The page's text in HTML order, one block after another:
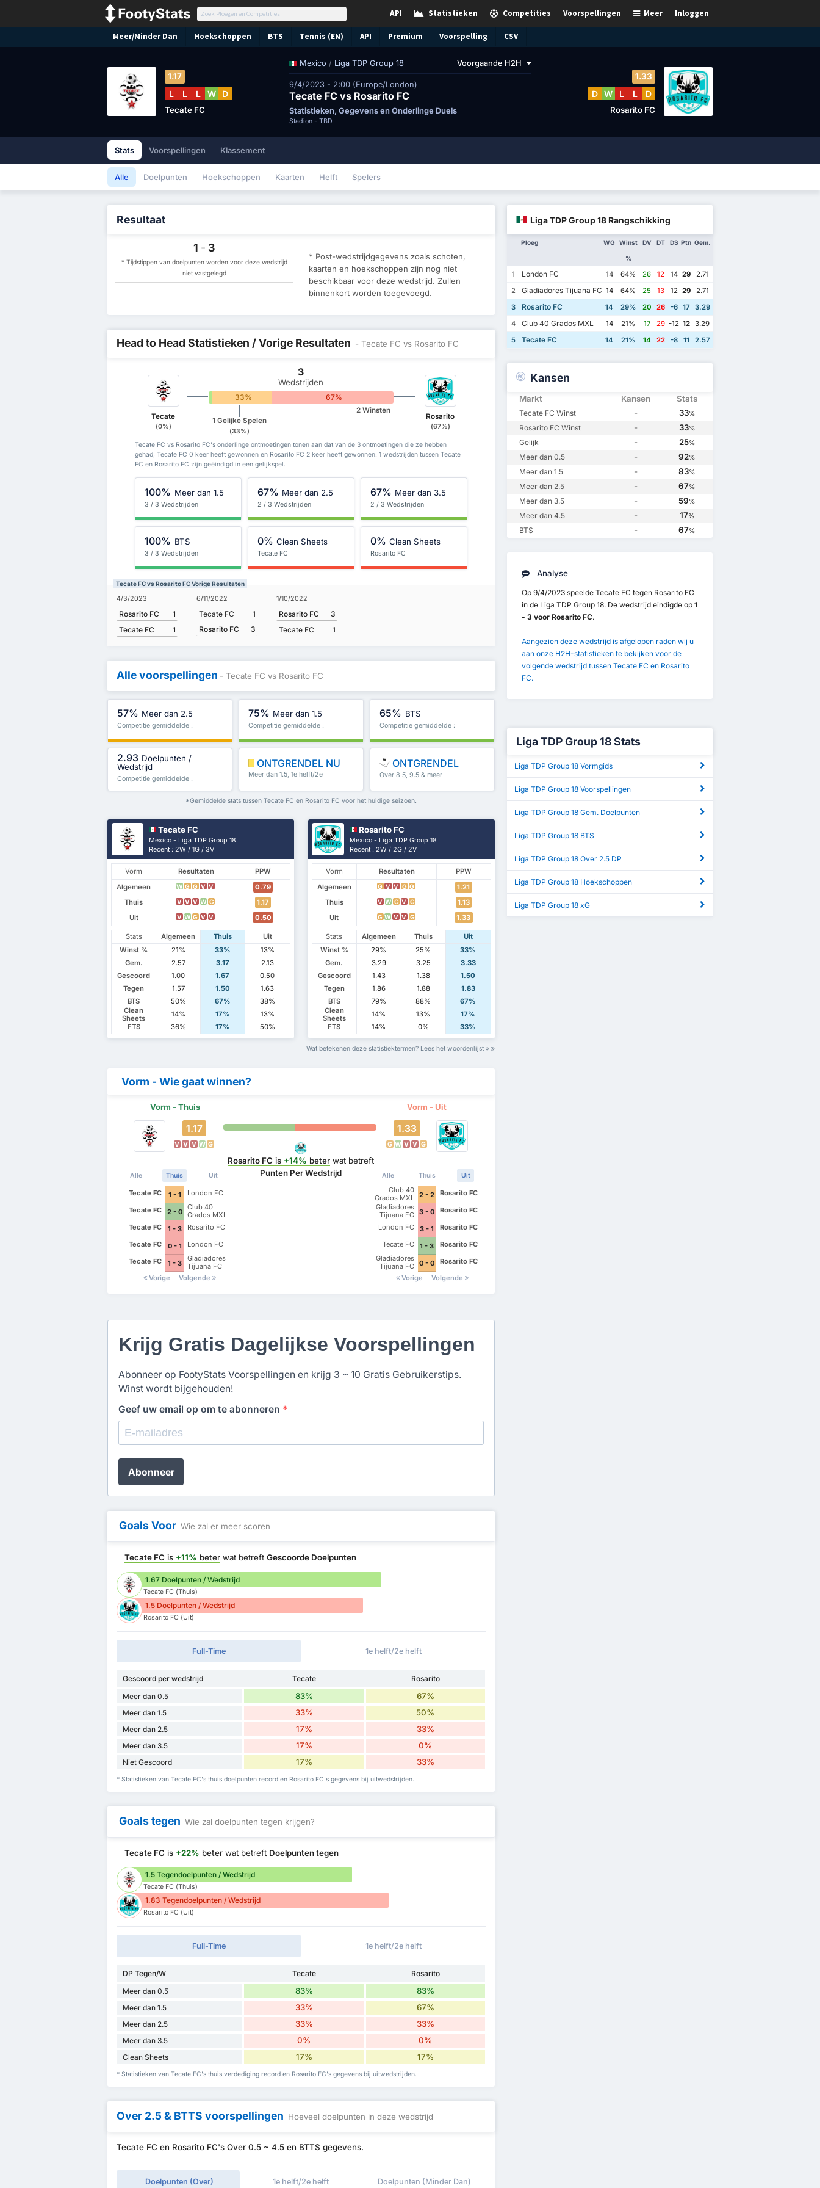
Inloggen
Meer
Voorspellingen
Competities
Statistieken
API
Meer/Minder Dan Hoekschoppen BTS Tennis (EN) API Premium Voorspelling CSV
Mexico / Liga TDP Group 18 Voorgaande H2H
9/4/2023 - 2:00 (Europe/London)
Tecate FC vs Rosarito FC
Statistieken, Gegevens en Onderlinge Duels
Stadion - TBD
1.17
L L L W D
Tecate FC
1.33
D W L L D
Rosarito FC
Stats Voorspellingen Klassement
Alle Doelpunten Hoekschoppen Kaarten Helft Spelers
Resultaat
1 - 3
* Tijdstippen van doelpunten worden voor deze wedstrijd
niet vastgelegd
* Post-wedstrijdgegevens zoals schoten,
kaarten en hoekschoppen zijn nog niet
beschikbaar voor deze wedstrijd. Zullen
binnenkort worden toegevoegd.
Head to Head Statistieken / Vorige Resultaten - Tecate FC vs Rosarito FC
Tecate
(0%)
3
Wedstrijden
33% 67%
1 Gelijke Spelen
(33%)
2 Winsten
Rosarito
(67%)
Tecate FC vs Rosarito FC's onderlinge ontmoetingen tonen aan dat van de 3 ontmoetingen die ze hebben
gehad, Tecate FC 0 keer heeft gewonnen en Rosarito FC 2 keer heeft gewonnen. 1 wedstrijden tussen Tecate
FC en Rosarito FC zijn geëindigd in een gelijkspel.
100% Meer dan 1.5
3 / 3 Wedstrijden
67% Meer dan 2.5
2 / 3 Wedstrijden
67% Meer dan 3.5
2 / 3 Wedstrijden
100% BTS
3 / 3 Wedstrijden
0% Clean Sheets
Tecate FC
0% Clean Sheets
Rosarito FC
Tecate FC vs Rosarito FC Vorige Resultaten
4/3/2023
Rosarito FC
1
Tecate FC
1
6/11/2022
Tecate FC
1
Rosarito FC
3
1/10/2022
Rosarito FC
3
Tecate FC
1
Alle voorspellingen - Tecate FC vs Rosarito FC
57% Meer dan 2.5
Competitie gemiddelde :
60%
75% Meer dan 1.5
Competitie gemiddelde :
77%
65% BTS
Competitie gemiddelde :
60%
2.93 Doelpunten /
Wedstrijd
Competitie gemiddelde :
2.91
ONTGRENDEL NU
Meer dan 1.5, 1e helft/2e
helft & meer
ONTGRENDEL
Over 8.5, 9.5 & meer
*Gemiddelde stats tussen Tecate FC en Rosarito FC voor het huidige seizoen.
Tecate FC
Mexico - Liga TDP Group 18
Recent : 2W / 1G / 3V
Vorm Resultaten
PPW
Algemeen
W G G V V
0.79
Thuis
V V V W G
1.17
Uit
V W G V V 0.50
Stats Algemeen Thuis
Uit
Winst %
21% 33%
13%
Gem.
2.57 3.17
2.13
Gescoord
1.00 1.67
0.50
Tegen
1.57 1.50
1.63
BTS
50% 67%
38%
Clean
Sheets
14% 17%
13%
FTS
36% 17% 50%
Rosarito FC
Mexico - Liga TDP Group 18
Recent : 2W / 2G / 2V
Vorm Resultaten
PPW
Algemeen
G V V G G
1.21
Thuis
V W G V G
1.13
Uit
G W V V G 1.33
Stats Algemeen Thuis
Uit
Winst %
29% 25%
33%
Gem.
3.29 3.25
3.33
Gescoord
1.43 1.38
1.50
Tegen
1.86 1.88
1.83
BTS
79% 88%
67%
Clean
Sheets
14% 13%
17%
FTS
14% 0% 33%
Wat betekenen deze statistiektermen? Lees het woordenlijst
Vorm - Wie gaat winnen?
Vorm - Thuis Vorm - Uit
1.17
V V V W G
Alle Thuis Uit
Tecate FC 1 - 1
London FC
Tecate FC
2 - 0
Club 40
Grados MXL
Tecate FC
1 - 3
Rosarito FC
Tecate FC
0 - 1
London FC
Tecate FC
1 - 3
Gladiadores
Tijuana FC
Vorige
Volgende
Rosarito FC is +14% beterwat betreft
Punten Per Wedstrijd
1.33
G W V V G
Alle Thuis Uit
Club 40
Grados MXL
2 - 2
Rosarito FC
Gladiadores
Tijuana FC 3 - 0
Rosarito FC
London FC
3 - 1
Rosarito FC
Tecate FC
1 - 3
Rosarito FC
Gladiadores
Tijuana FC 0 - 0
Rosarito FC
Vorige
Volgende
Krijg Gratis Dagelijkse Voorspellingen
Abonneer op FootyStats Voorspellingen en krijg 3 ~ 10 Gratis Gebruikerstips.
Winst wordt bijgehouden!
Geef uw email op om te abonneren *
Abonneer
Goals Voor Wie zal er meer scoren
Tecate FC is +11% beter wat betreftGescoorde Doelpunten
1.67 Doelpunten / Wedstrijd
Tecate FC (Thuis)
1.5 Doelpunten / Wedstrijd
Rosarito FC (Uit)
Full-Time 1e helft/2e helft
Gescoord per wedstrijd Tecate
Rosarito
Meer dan 0.5
83% 67%
Meer dan 1.5 33% 50%
Meer dan 2.5 17% 33%
Meer dan 3.5 17% 0%
Niet Gescoord 17% 33%
* Statistieken van Tecate FC's thuis doelpunten record en Rosarito FC's gegevens bij uitwedstrijden.
Goals tegen Wie zal doelpunten tegen krijgen?
Tecate FC is +22% beter wat betreft Doelpunten tegen
1.5 Tegendoelpunten / Wedstrijd
Tecate FC (Thuis)
1.83 Tegendoelpunten / Wedstrijd
Rosarito FC (Uit)
Full-Time 1e helft/2e helft
DP Tegen/W Tecate
Rosarito
Meer dan 0.5
83% 83%
Meer dan 1.5 33% 67%
Meer dan 2.5 33% 33%
Meer dan 3.5 0% 0%
Clean Sheets 17% 17%
* Statistieken van Tecate FC's thuis verdediging record en Rosarito FC's gegevens bij uitwedstrijden.
Over 2.5 & BTTS voorspellingen Hoeveel doelpunten in deze wedstrijd
Tecate FC en Rosarito FC's Over 0.5 ~ 4.5 en BTTS gegevens.
Doelpunten (Over) 1e helft/2e helft Doelpunten (Minder Dan)
Liga TDP Group 18 Rangschikking
Ploeg WG Winst
%
DV DT DS Ptn Gem.
1 London FC 14 64% 26 12 14 29
2.71
2
Gladiadores Tijuana FC 14 64% 25 13 12 29
2.71
3
Rosarito FC 14 29% 20 26 -6 17 3.29
4
Club 40 Grados MXL 14 21% 17 29 -12 12
3.29
5
Tecate FC 14 21% 14 22 -8 11 2.57
Kansen
Markt Kansen Stats
Tecate FC Winst - 33%
Rosarito FC Winst - 33%
Gelijk - 25%
Meer dan 0.5 - 92%
Meer dan 1.5 - 83%
Meer dan 2.5 - 67%
Meer dan 3.5 - 59%
Meer dan 4.5 - 17%
BTS - 67%
Analyse
Op 9/4/2023 speelde Tecate FC tegen Rosarito FC
in de Liga TDP Group 18. De wedstrijd eindigde op 1
- 3 voor Rosarito FC.
Aangezien deze wedstrijd is afgelopen raden wij u
aan onze H2H-statistieken te bekijken voor de
volgende wedstrijd tussen Tecate FC en Rosarito
FC.
Liga TDP Group 18 Stats
Liga TDP Group 18 Vormgids
Liga TDP Group 18 Voorspellingen
Liga TDP Group 18 Gem. Doelpunten
Liga TDP Group 18 BTS
Liga TDP Group 18 Over 2.5 DP
Liga TDP Group 18 Hoekschoppen
Liga TDP Group 18 xG